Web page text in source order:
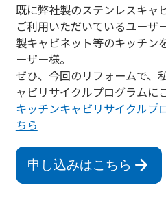
既に弊社製のステンレスキャ
ご利用いただいているユーザ
製キャビネット等のキッチン
ーザー様。
ぜひ、今回のリフォームで、
ャビリサイクルプログラムに
キッチンキャビリサイクルプ
ちら
申し込みはこちら